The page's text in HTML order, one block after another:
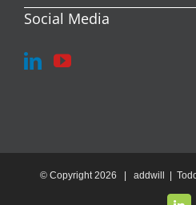
Social Media
© Copyright2026 | addwill |